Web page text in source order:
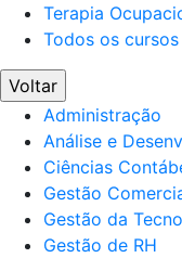
Terapia
Todos os cursos
Voltar
Administração
Análise e
Ciências
Gestão
Gestão da
Gestão de RH